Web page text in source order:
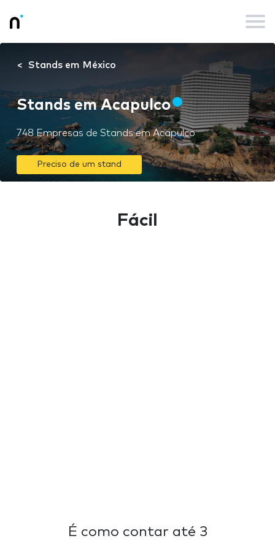
Stands em México
Stands em Acapulco
748 Empresas de Stands em Acapulco
Preciso de um stand
Fácil
É como contar até 3